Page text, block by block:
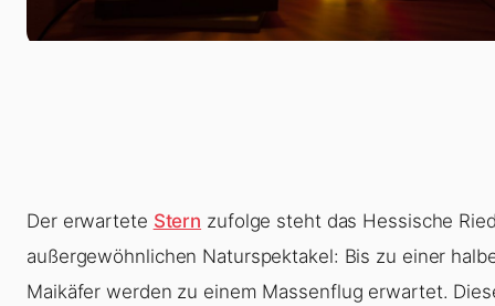
Der erwartete Stern zufolge steht das Hessische
außergewöhnlichen Naturspektakel: Bis zu einer
Maikäfer werden zu einem Massenflug erwartet.